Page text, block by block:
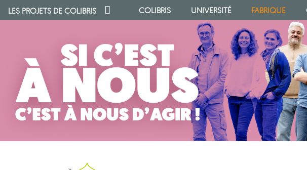
LES PROJETS DE COLIBRIS COLIBRIS UNIVERSITÉ FABRIQUE